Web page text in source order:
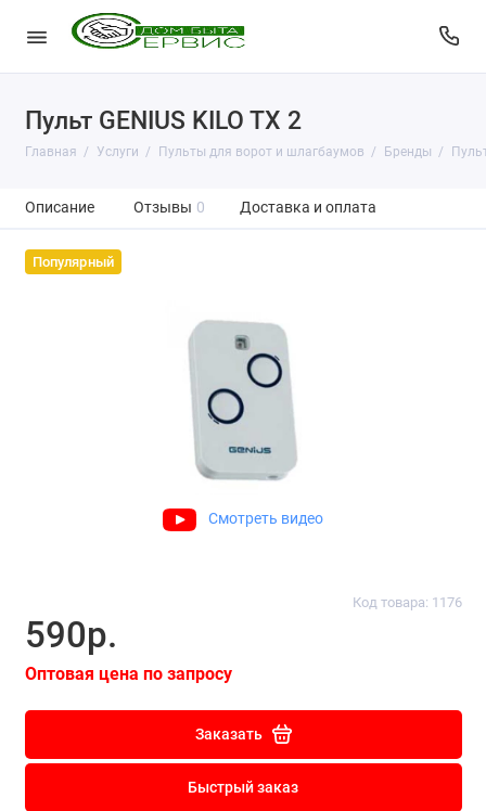
Пульт GENIUS KILO TX 2
Главная Услуги Пульты для ворот и шлагбаумов Бренды
Описание Отзывы 0 Доставка и оплата
Популярный
Смотреть видео
Код товара: 1176
590р.
Оптовая цена по запросу
Заказать
Быстрый заказ